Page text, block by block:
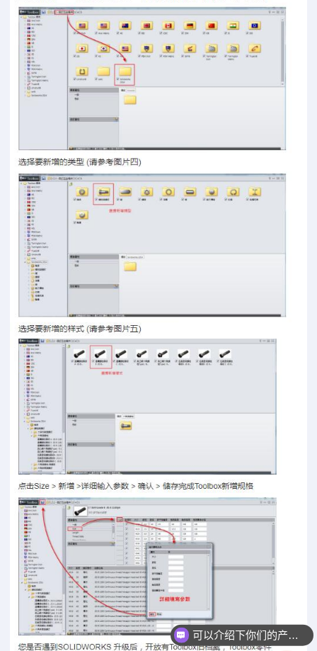
可以介绍下你们的产品么？